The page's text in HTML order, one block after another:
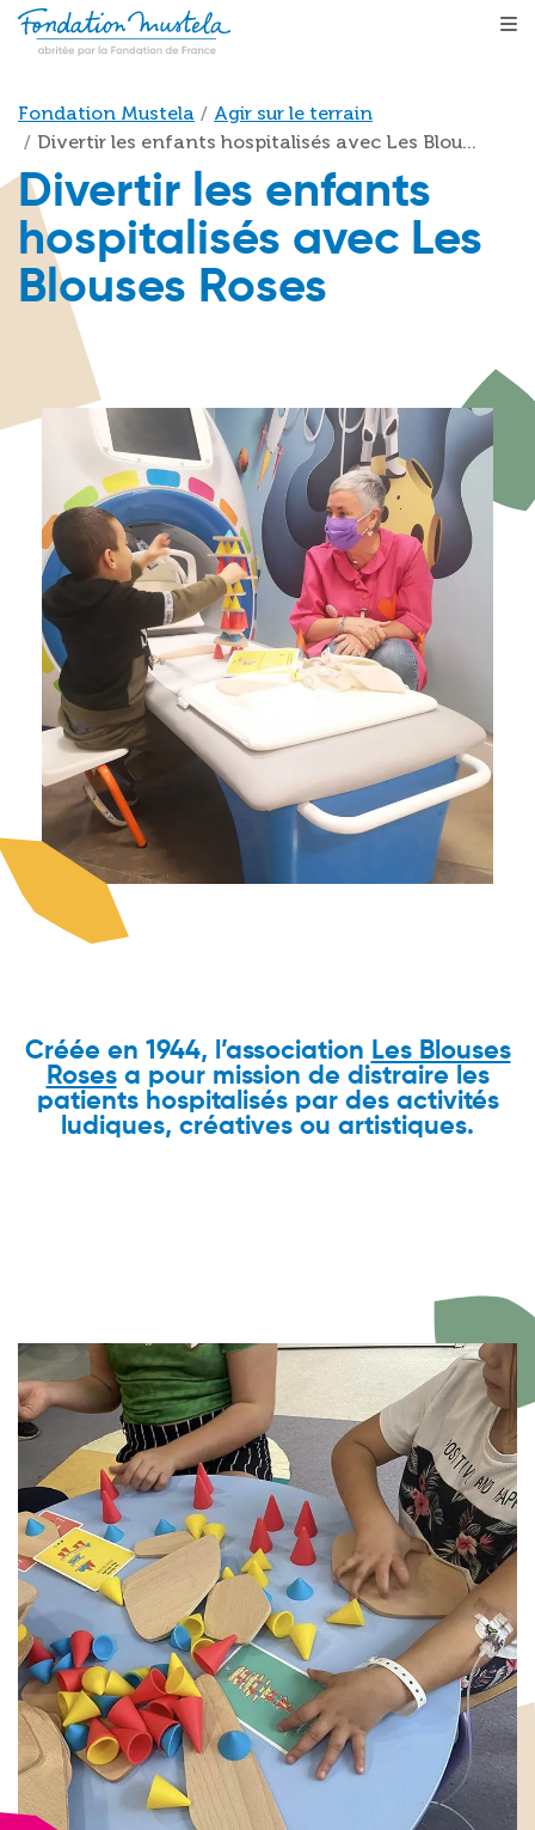
Aller au contenu principal
Fil d'Ariane
Fondation Mustela
Agir sur le terrain
Divertir les enfants hospitalisés avec Les Blou...
Divertir les enfants
hospitalisés avec Les
Blouses Roses
Image
Créée en 1944, l’association Les Blouses
Rosesa pour mission de distraire les
patients hospitalisés par des activités
ludiques, créatives ou artistiques.
Image